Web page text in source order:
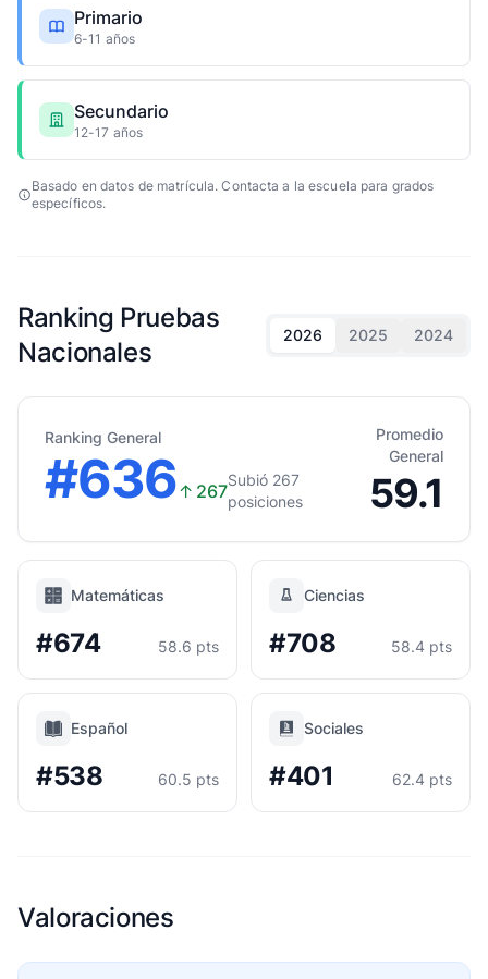
Primario
6-11 años
Secundario
12-17 años
Basado en datos de matrícula. Contacta a la escuela para grados
específicos.
Ranking Pruebas
Nacionales
2026 2025 2024
Ranking General
#636↑ 267
Subió 267
posiciones
Promedio
General
59.1
Matemáticas
#674 58.6 pts
Ciencias
#708 58.4 pts
Español
#538 60.5 pts
Sociales
#401 62.4 pts
Valoraciones